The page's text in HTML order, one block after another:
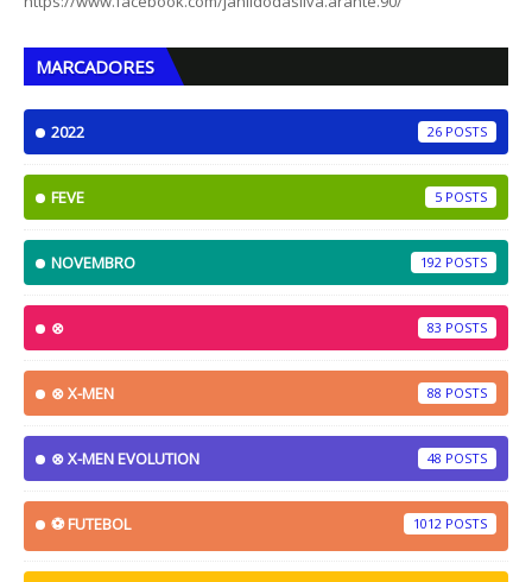
MARCADORES
2022 26
FEVE 5
NOVEMBRO 192
⊗ 83
⊗ X-MEN 88
⊗ X-MEN EVOLUTION 48
⚽ FUTEBOL 1012